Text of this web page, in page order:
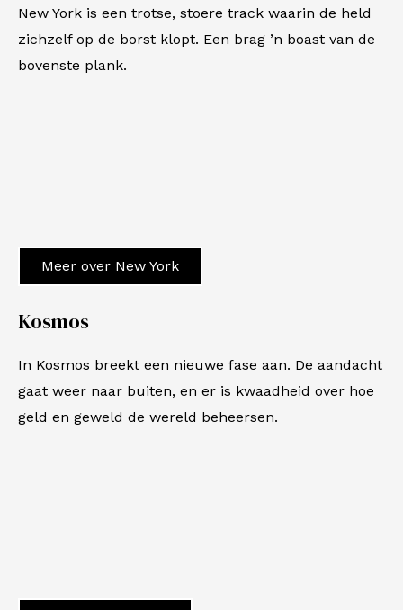
New York is een trotse, stoere track waarin de held
zichzelf op de borst klopt. Een brag ’n boast van de
bovenste plank.
Meer over New York
Kosmos
In Kosmos breekt een nieuwe fase aan. De aandacht
gaat weer naar buiten, en er is kwaadheid over hoe
geld en geweld de wereld beheersen.